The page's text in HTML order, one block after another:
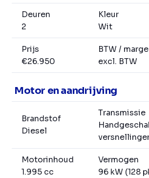
Deuren
2
Kleur
Wit
Prijs
€26.950
BTW / marge
excl. BTW
Motor en aandrijving
Brandstof
Diesel
Transmissie
Motorinhoud
1.995 cc
Vermogen
96 kW (128